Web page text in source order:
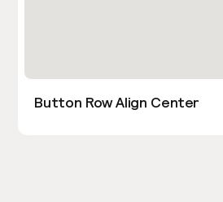
Button Row Align Center